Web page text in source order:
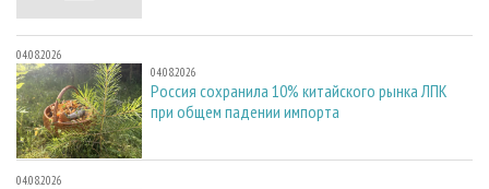
04.08.2026
04.08.2026
Россия сохранила 10% китайского рынка ЛПК
при общем падении импорта
04.08.2026